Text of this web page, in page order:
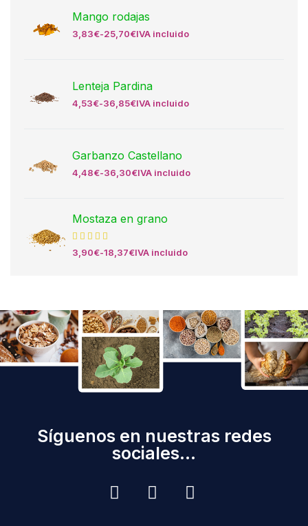
Mango rodajas
3,83€-25,70€IVA incluido
Lenteja Pardina
4,53€-36,85€IVA incluido
Garbanzo Castellano
4,48€-36,30€IVA incluido
Mostaza en grano
3,90€-18,37€IVA incluido
Síguenos en nuestras redes
sociales...